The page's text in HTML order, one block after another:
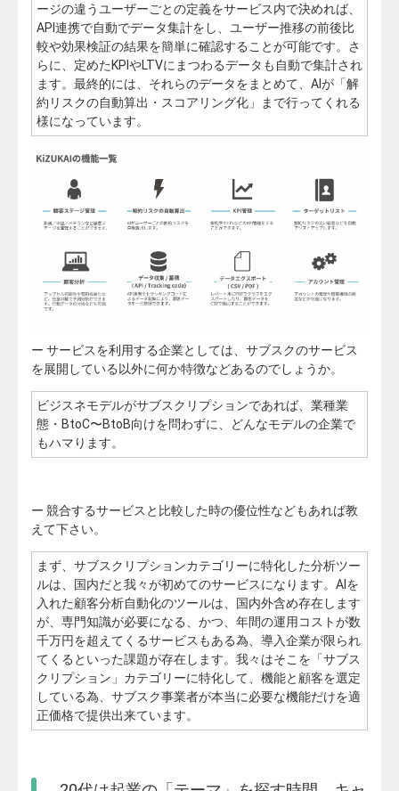
ージの違うユーザーごとの定義をサービス内で決めれば、
API連携で自動でデータ集計をし、ユーザー推移の前後比
較や効果検証の結果を簡単に確認することが可能です。さ
らに、定めたKPIやLTVにまつわるデータも自動で集計され
ます。最終的には、それらのデータをまとめて、AIが「解
約リスクの自動算出・スコアリング化」まで行ってくれる
様になっています。
ー サービスを利用する企業としては、サブスクのサービス
を展開している以外に何か特徴などあるのでしょうか。
ビジスネモデルがサブスクリプションであれば、業種業
態・BtoC〜BtoB向けを問わずに、どんなモデルの企業で
もハマります。
ー 競合するサービスと比較した時の優位性などもあれば教
えて下さい。
まず、サブスクリプションカテゴリーに特化した分析ツー
ルは、国内だと我々が初めてのサービスになります。AIを
入れた顧客分析自動化のツールは、国内外含め存在します
が、専門知識が必要になる、かつ、年間の運用コストが数
千万円を超えてくるサービスもある為、導入企業が限られ
てくるといった課題が存在します。我々はそこを「サブス
クリプション」カテゴリーに特化して、機能と顧客を選定
している為、サブスク事業者が本当に必要な機能だけを適
正価格で提供出来ています。